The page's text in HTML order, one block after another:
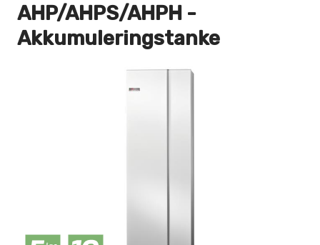
AHP/AHPS/AHPH -
Akkumuleringstanke